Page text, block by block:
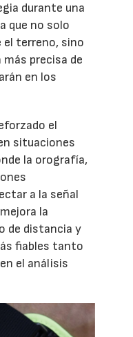
durante una
que no solo
el terreno, sino
precisa de
en los
el
situaciones
la orografía,
a la señal
la
de distancia y
fiables tanto
el análisis